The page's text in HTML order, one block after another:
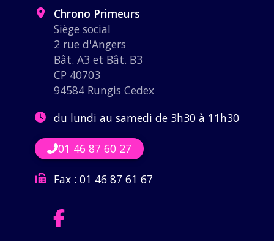
Chrono Primeurs
Siège social
2 rue d'Angers
Bât. A3 et Bât. B3
CP 40703
94584 Rungis Cedex
du lundi au samedi de 3h30 à 11h30
01 46 87 60 27
Fax : 01 46 87 61 67